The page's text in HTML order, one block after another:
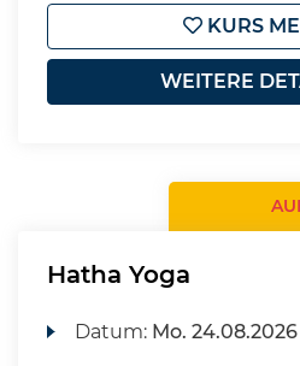
KURS
WEITERE
Hatha Yoga
Datum: Mo.